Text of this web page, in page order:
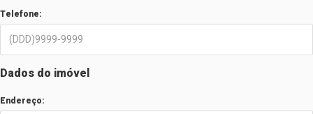
Telefone:
Dados do imóvel
Endereço: